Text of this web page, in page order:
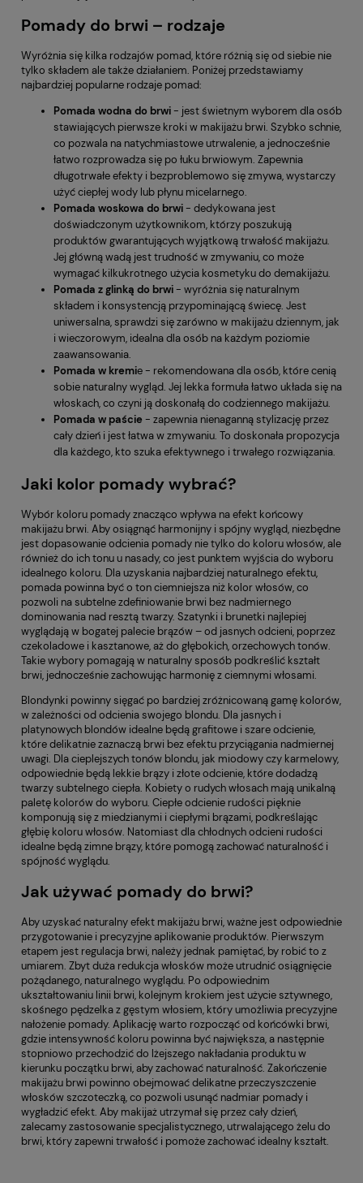
Pomady do brwi – rodzaje
Wyróżnia się kilka rodzajów pomad, które różnią się od siebie nie
tylko składem ale także działaniem. Poniżej przedstawiamy
najbardziej popularne rodzaje pomad:
Pomada wodna do brwi- jest świetnym wyborem dla osób
stawiających pierwsze kroki w makijażu brwi. Szybko schnie,
co pozwala na natychmiastowe utrwalenie, a jednocześnie
łatwo rozprowadza się po łuku brwiowym. Zapewnia
długotrwałe efekty i bezproblemowo się zmywa, wystarczy
użyć ciepłej wody lub płynu micelarnego.
Pomada woskowa do brwi- dedykowana jest
doświadczonym użytkownikom, którzy poszukują
produktów gwarantujących wyjątkową trwałość makijażu.
Jej główną wadą jest trudność w zmywaniu, co może
wymagać kilkukrotnego użycia kosmetyku do demakijażu.
Pomada z glinką do brwi- wyróżnia się naturalnym
składem i konsystencją przypominającą świecę. Jest
uniwersalna, sprawdzi się zarówno w makijażu dziennym, jak
i wieczorowym, idealna dla osób na każdym poziomie
zaawansowania.
Pomada w kremie - rekomendowana dla osób, które cenią
sobie naturalny wygląd. Jej lekka formuła łatwo układa się na
włoskach, co czyni ją doskonałą do codziennego makijażu.
Pomada w paście- zapewnia nienaganną stylizację przez
cały dzień i jest łatwa w zmywaniu. To doskonała propozycja
dla każdego, kto szuka efektywnego i trwałego rozwiązania.
Jaki kolor pomady wybrać?
Wybór koloru pomady znacząco wpływa na efekt końcowy
makijażu brwi. Aby osiągnąć harmonijny i spójny wygląd, niezbędne
jest dopasowanie odcienia pomady nie tylko do koloru włosów, ale
również do ich tonu u nasady, co jest punktem wyjścia do wyboru
idealnego koloru. Dla uzyskania najbardziej naturalnego efektu,
pomada powinna być o ton ciemniejsza niż kolor włosów, co
pozwoli na subtelne zdefiniowanie brwi bez nadmiernego
dominowania nad resztą twarzy. Szatynki i brunetki najlepiej
wyglądają w bogatej palecie brązów – od jasnych odcieni, poprzez
czekoladowe i kasztanowe, aż do głębokich, orzechowych tonów.
Takie wybory pomagają w naturalny sposób podkreślić kształt
brwi, jednocześnie zachowując harmonię z ciemnymi włosami.
Blondynki powinny sięgać po bardziej zróżnicowaną gamę kolorów,
w zależności od odcienia swojego blondu. Dla jasnych i
platynowych blondów idealne będą grafitowe i szare odcienie,
które delikatnie zaznaczą brwi bez efektu przyciągania nadmiernej
uwagi. Dla cieplejszych tonów blondu, jak miodowy czy karmelowy,
odpowiednie będą lekkie brązy i złote odcienie, które dodadzą
twarzy subtelnego ciepła. Kobiety o rudych włosach mają unikalną
paletę kolorów do wyboru. Ciepłe odcienie rudości pięknie
komponują się z miedzianymi i ciepłymi brązami, podkreślając
głębię koloru włosów. Natomiast dla chłodnych odcieni rudości
idealne będą zimne brązy, które pomogą zachować naturalność i
spójność wyglądu.
Jak używać pomady do brwi?
Aby uzyskać naturalny efekt makijażu brwi, ważne jest odpowiednie
przygotowanie i precyzyjne aplikowanie produktów. Pierwszym
etapem jest regulacja brwi, należy jednak pamiętać, by robić to z
umiarem. Zbyt duża redukcja włosków może utrudnić osiągnięcie
pożądanego, naturalnego wyglądu. Po odpowiednim
ukształtowaniu linii brwi, kolejnym krokiem jest użycie sztywnego,
skośnego pędzelka z gęstym włosiem, który umożliwia precyzyjne
nałożenie pomady. Aplikację warto rozpocząć od końcówki brwi,
gdzie intensywność koloru powinna być największa, a następnie
stopniowo przechodzić do lżejszego nakładania produktu w
kierunku początku brwi, aby zachować naturalność. Zakończenie
makijażu brwi powinno obejmować delikatne przeczyszczenie
włosków szczoteczką, co pozwoli usunąć nadmiar pomady i
wygładzić efekt. Aby makijaż utrzymał się przez cały dzień,
zalecamy zastosowanie specjalistycznego, utrwalającego żelu do
brwi, który zapewni trwałość i pomoże zachować idealny kształt.